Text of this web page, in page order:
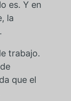
es. Y en
la
trabajo.
que el